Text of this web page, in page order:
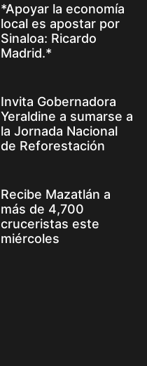
*Apoyar la economía
local es apostar por
Sinaloa: Ricardo
Madrid.*
Invita Gobernadora
Yeraldine a sumarse a
la Jornada Nacional
de Reforestación
Recibe Mazatlán a
más de 4,700
cruceristas este
miércoles